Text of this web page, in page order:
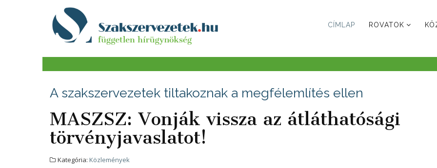
CÍMLAP ROVATOK
A szakszervezetek tiltakoznak a megfélemlítés ellen
MASZSZ: Vonják vissza az átláthatósági
törvényjavaslatot!
Kategória: Közlemények